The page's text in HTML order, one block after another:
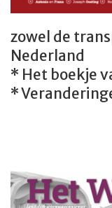
zowel de
Nederland
* Het boekje
*